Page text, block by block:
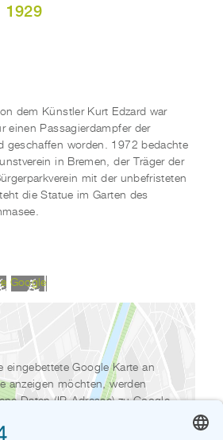
1929
dem Künstler Kurt Edzard war
einen Passagierdampfer der
geschaffen worden. 1972 bedachte
in Bremen, der Träger der
mit der unbefristeten
die Statue im Garten des
Google
eingebettete Google Karte an
anzeigen möchten, werden
Daten (IP-Adresse) zu Google
getrackt werden.